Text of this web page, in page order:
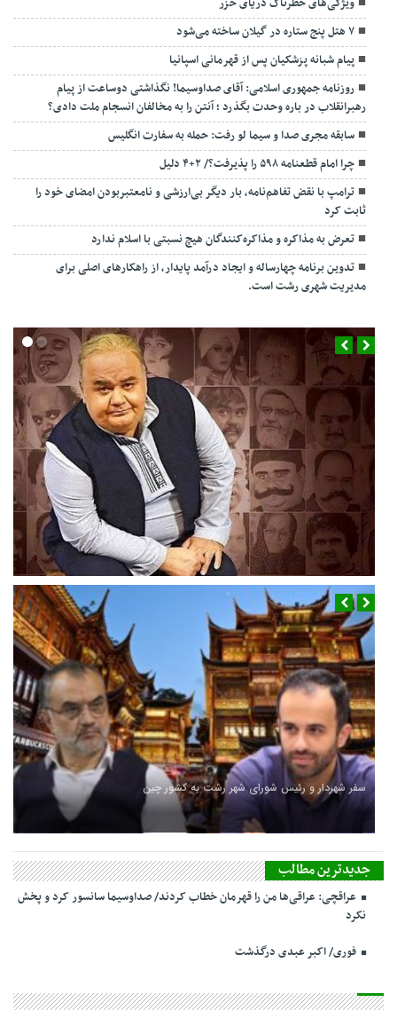
۷ هتل پنج ستاره در گیلان ساخته می‌شود
پیام شبانه پزشکیان پس از قهرمانی اسپانیا
روزنامه جمهوری اسلامی: آقای صداوسیما! نگذاشتی دوساعت از پیام
رهبرانقلاب در باره وحدت بگذرد ؛ آنتن را به مخالفان انسجام ملت دادی؟
سابقه مجری صدا و سیما لو رفت: حمله به سفارت انگلیس
چرا امام قطعنامه ۵۹۸ را پذیرفت؟/ ۲+۴ دلیل
ترامپ با نقض تفاهم‌نامه، بار دیگر بی‌ارزشی و نامعتبربودن امضای خود را
ثابت کرد
تعرض به مذاکره و مذاکره‌کنندگان هیچ نسبتی با اسلام ندارد
تدوین برنامه چهارساله و ایجاد درآمد پایدار، از راهکارهای اصلی برای
مدیریت شهری رشت است.
فوری/ اکبر عبدی درگذشت
سفر شهردار و رئیس شورای شهر رشت به کشور چین
جدیدترین مطالب
عراقچی: عراقی‌ها من را قهرمان خطاب کردند/ صداوسیما سانسور کرد و پخش
نکرد
فوری/ اکبر عبدی درگذشت